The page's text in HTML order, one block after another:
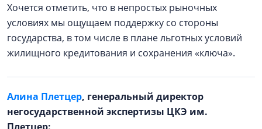
Хочется отметить, что в непростых рыночных
условиях мы ощущаем поддержку со стороны
государства, в том числе в плане льготных условий
жилищного кредитования и сохранения «ключа».
Алина Плетцер, генеральный директор
негосударственной экспертизы ЦКЭ им.